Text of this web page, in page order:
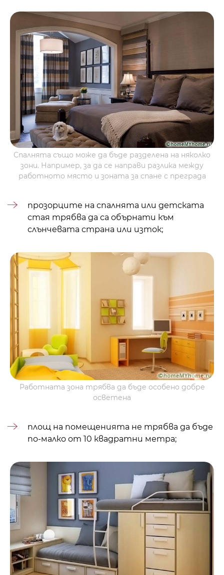
Спалнята също може да бъде разделена на няколко
зони. Например, за да се направи разлика между
работното място и зоната за спане с преграда
прозорците на спалнята или детската
стая трябва да са обърнати към
слънчевата страна или изток;
Работната зона трябва да бъде особено добре
осветена
площ на помещенията не трябва да бъде
по-малко от 10 квадратни метра;